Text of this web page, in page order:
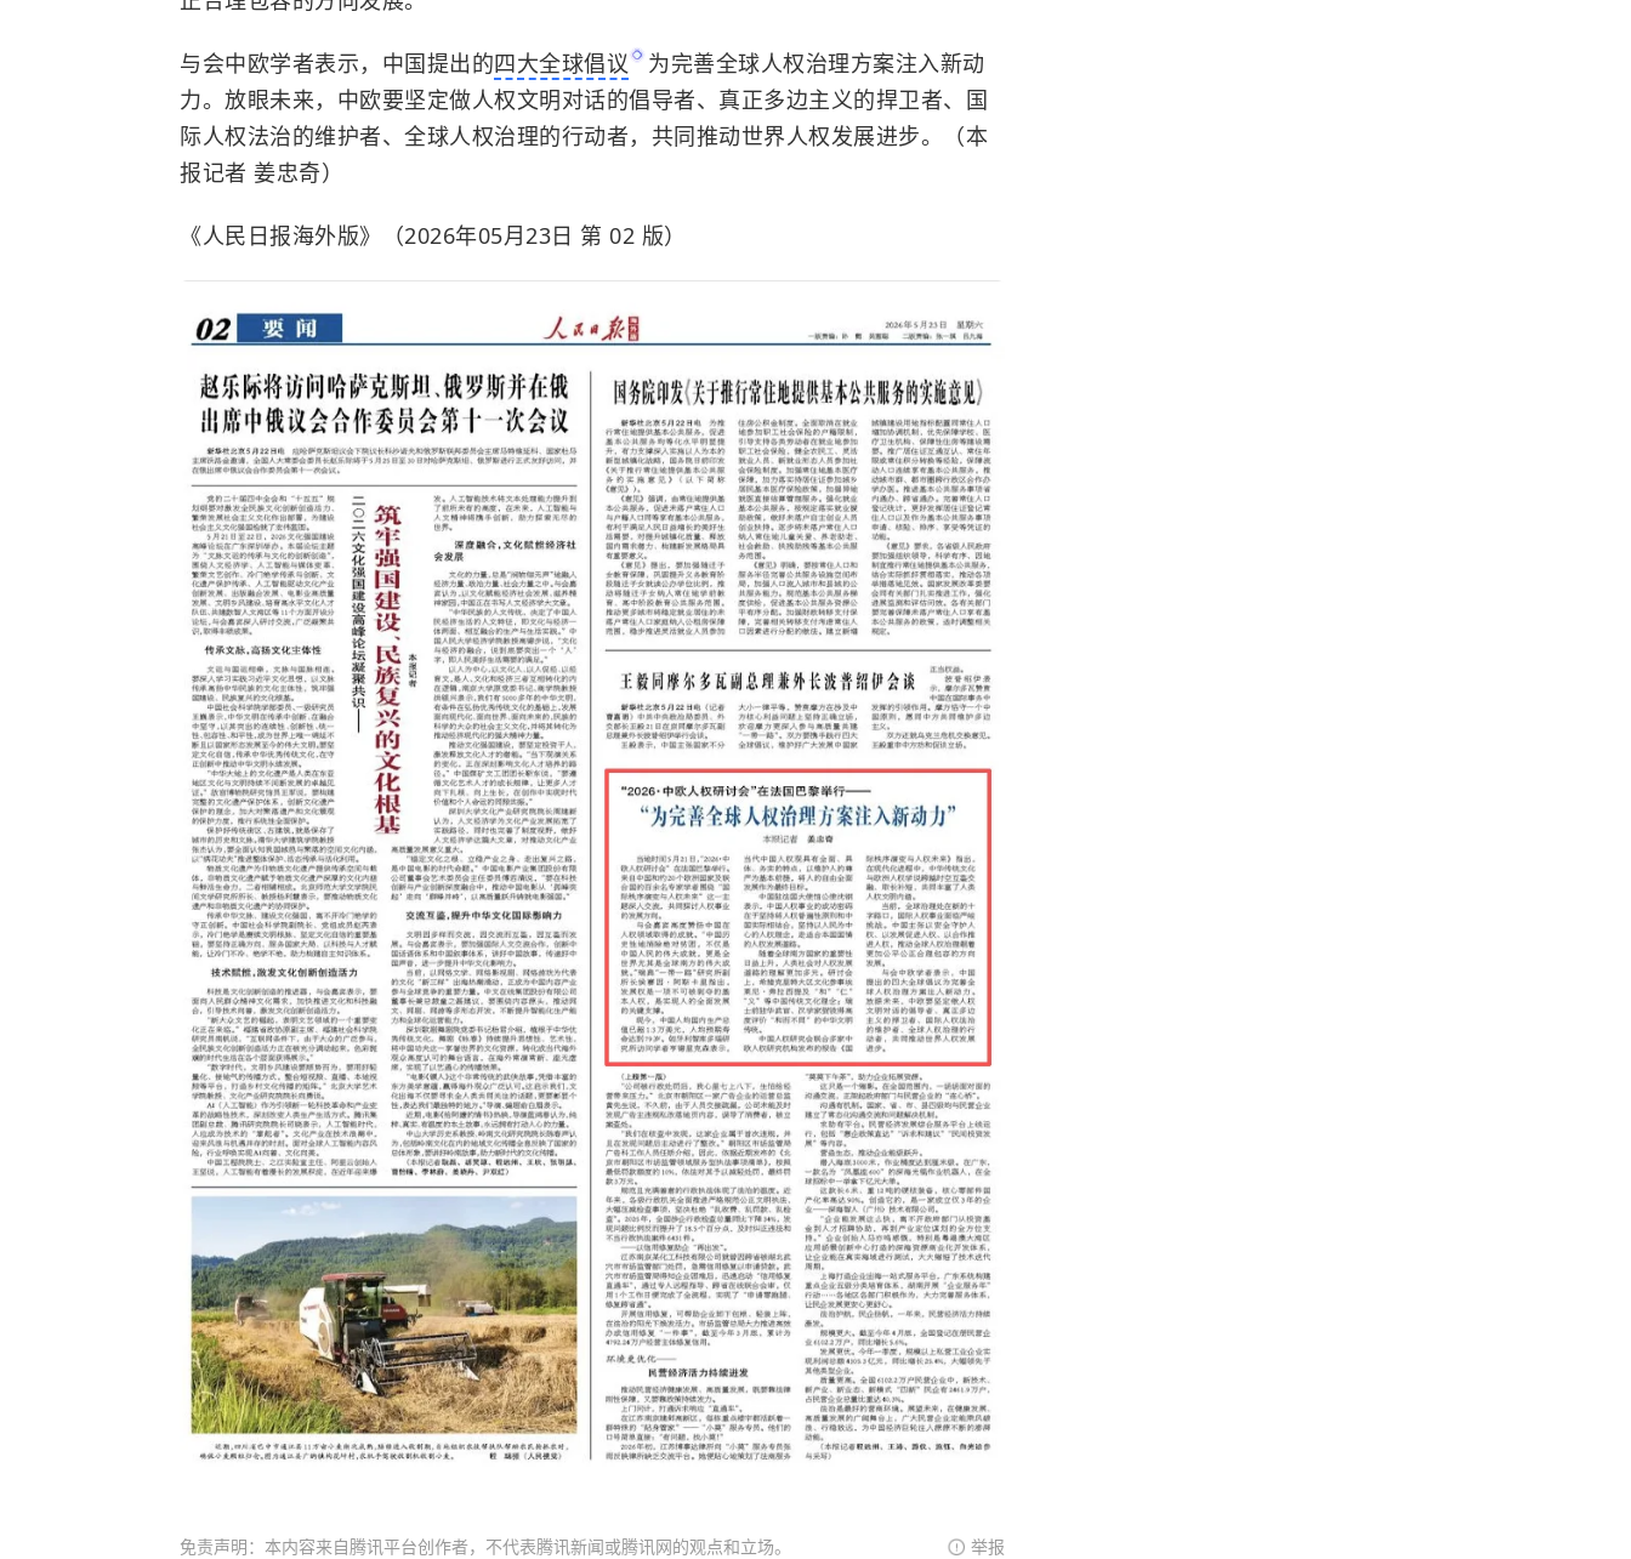
与会中欧学者表示，中国提出的四大全球倡议
为完善全球人权治理方案注入新动
力。放眼未来，中欧要坚定做人权文明对话的倡导者、真正多边主义的捍卫者、国
际人权法治的维护者、全球人权治理的行动者，共同推动世界人权发展进步。（本
报记者 姜忠奇）
《人民日报海外版》（2026年05月23日 第 02 版）
免责声明：本内容来自腾讯平台创作者，不代表腾讯新闻或腾讯网的观点和立场。 举报